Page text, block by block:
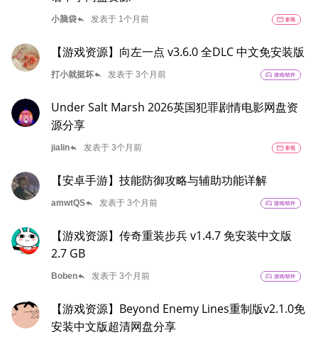
小脑袋reply 发表于 1个月前 movie 影视
【游戏资源】向左一点 v3.6.0 全DLC 中文免安装版
打小就挺坏reply 发表于 3个月前 sports_esports 游戏/软件
Under Salt Marsh 2026英国犯罪剧情电影网盘资
源分享
jialinreply 发表于 3个月前 movie 影视
【安卓手游】技能防御攻略与辅助功能详解
amwtQSreply 发表于 3个月前 sports_esports 游戏/软件
【游戏资源】传奇重装步兵 v1.4.7 免安装中文版
2.7 GB
Bobenreply 发表于 3个月前 sports_esports 游戏/软件
【游戏资源】Beyond Enemy Lines重制版v2.1.0免
安装中文版超清网盘分享